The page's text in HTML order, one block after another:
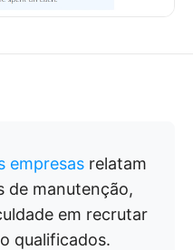
empresas relatam
de manutenção,
em recrutar
qualificados.